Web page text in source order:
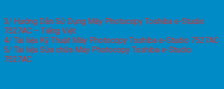
3/ Hướng Dẫn Sử Dụng Máy Photocopy Toshiba e-Studio
7527AC – Tiếng Việt
4/ Tài liệu Kỹ Thuật Máy Photocopy Toshiba e-Studio 7527AC
5/ Tài liệu Sửa chữa Máy Photocopy Toshiba e-Studio
7527AC